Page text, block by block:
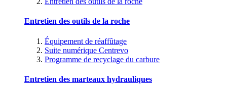
Entretien des outils de la roche
Équipement de réaffûtage
Suite numérique Centrevo
Programme de recyclage du carbure
Entretien des marteaux hydrauliques